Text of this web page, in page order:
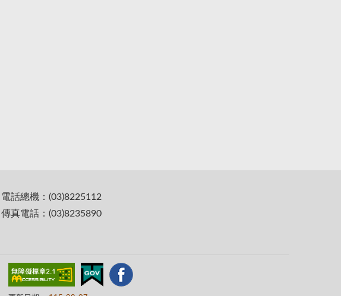
電話總機：(03)8225112
傳真電話：(03)8235890